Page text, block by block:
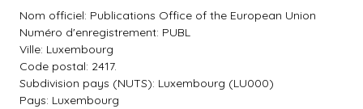
Nom officiel: Publications Office of the European Union
Numéro d'enregistrement: PUBL
Ville: Luxembourg
Code postal: 2417.
Subdivision pays (NUTS): Luxembourg (LU000)
Pays: Luxembourg